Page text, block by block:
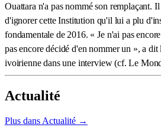
Ouattara n'a pas nommé son remplaçant.
d'ignorer cette Institution qu'il lui a plu
fondamentale de 2016. « Je n'ai pas
pas encore décidé d'en nommer un », a
ivoirienne dans une interview (cf. Le
Actualité
Plus dans Actualité →